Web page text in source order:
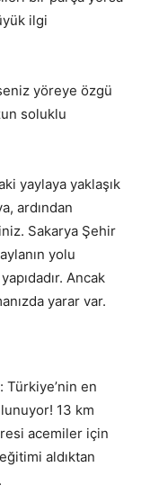
ilgi
yöreye özgü
soluklu
yaylaya yaklaşık
ardından
Sakarya Şehir
yolu
Ancak
yarar var.
en
13 km
acemiler için
aldıktan